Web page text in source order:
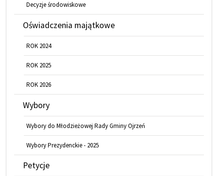
Decyzje środowiskowe
Oświadczenia majątkowe
ROK 2024
ROK 2025
ROK 2026
Wybory
Wybory do Młodzieżowej Rady Gminy Ojrzeń
Wybory Prezydenckie - 2025
Petycje